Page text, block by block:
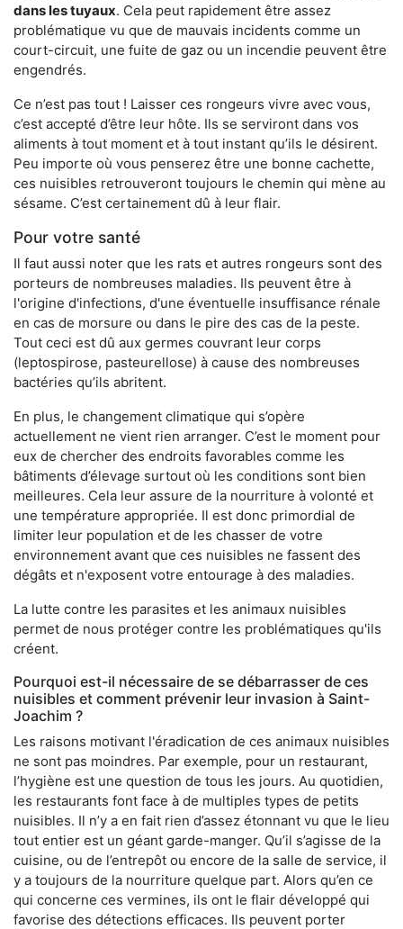
dans les tuyaux. Cela peut rapidement être assez
problématique vu que de mauvais incidents comme un
court-circuit, une fuite de gaz ou un incendie peuvent être
engendrés.
Ce n’est pas tout ! Laisser ces rongeurs vivre avec vous,
c’est accepté d’être leur hôte. Ils se serviront dans vos
aliments à tout moment et à tout instant qu’ils le désirent.
Peu importe où vous penserez être une bonne cachette,
ces nuisibles retrouveront toujours le chemin qui mène au
sésame. C’est certainement dû à leur flair.
Pour votre santé
Il faut aussi noter que les rats et autres rongeurs sont des
porteurs de nombreuses maladies. Ils peuvent être à
l'origine d'infections, d'une éventuelle insuffisance rénale
en cas de morsure ou dans le pire des cas de la peste.
Tout ceci est dû aux germes couvrant leur corps
(leptospirose, pasteurellose) à cause des nombreuses
bactéries qu’ils abritent.
En plus, le changement climatique qui s’opère
actuellement ne vient rien arranger. C’est le moment pour
eux de chercher des endroits favorables comme les
bâtiments d’élevage surtout où les conditions sont bien
meilleures. Cela leur assure de la nourriture à volonté et
une température appropriée. Il est donc primordial de
limiter leur population et de les chasser de votre
environnement avant que ces nuisibles ne fassent des
dégâts et n'exposent votre entourage à des maladies.
La lutte contre les parasites et les animaux nuisibles
permet de nous protéger contre les problématiques qu'ils
créent.
Pourquoi est-il nécessaire de se débarrasser de ces
nuisibles et comment prévenir leur invasion à Saint-
Joachim ?
Les raisons motivant l'éradication de ces animaux nuisibles
ne sont pas moindres. Par exemple, pour un restaurant,
l’hygiène est une question de tous les jours. Au quotidien,
les restaurants font face à de multiples types de petits
nuisibles. Il n’y a en fait rien d’assez étonnant vu que le lieu
tout entier est un géant garde-manger. Qu’il s’agisse de la
cuisine, ou de l’entrepôt ou encore de la salle de service, il
y a toujours de la nourriture quelque part. Alors qu’en ce
qui concerne ces vermines, ils ont le flair développé qui
favorise des détections efficaces. Ils peuvent porter